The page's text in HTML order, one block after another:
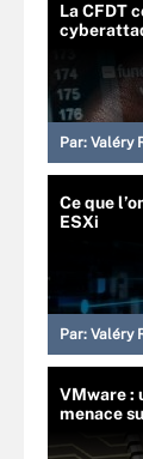
La CFDT
Par: Valéry
Ce que
ESXi
Par: Valéry
VMware :
menace